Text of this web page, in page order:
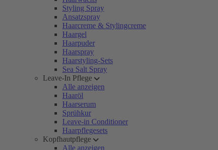
Styling Spray
Ansatzspray
Haarcreme & Stylingcreme
Haargel
Haarpuder
Haarspray
Haarstyling-Sets
Sea Salt Spray
Leave-In Pflege
Alle anzeigen
Haaröl
Haarserum
Sprühkur
Leave-in Conditioner
Haarpflegesets
Kopfhautpflege
Alle anzeigen